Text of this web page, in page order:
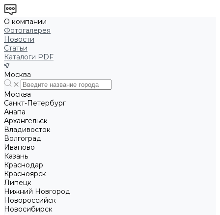
О компании
Фотогалерея
Новости
Статьи
Каталоги PDF
Москва
Москва
Санкт-Петербург
Анапа
Архангельск
Владивосток
Волгоград
Иваново
Казань
Краснодар
Красноярск
Липецк
Нижний Новгород
Новороссийск
Новосибирск